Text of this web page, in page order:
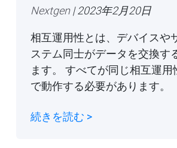
Nextgen| 2023年2月20日
相互運用性とは、デバイスや
ステム同士がデータを交換す
ます。 すべてが同じ相互運用
で動作する必要があります。
続きを読む >